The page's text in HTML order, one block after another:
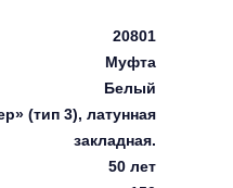
20801
Муфта
Белый
(тип 3), латунная
закладная.
50 лет